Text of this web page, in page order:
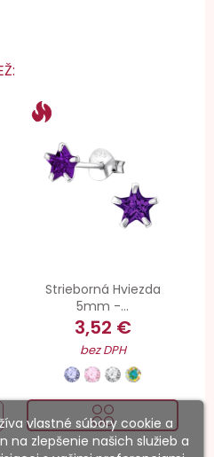
Strieborná Hviezda
5mm -...
3,52 €
bez DPH
vlastné súbory cookie a
na zlepšenie našich služieb a